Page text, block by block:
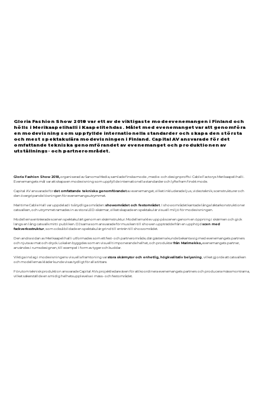
Gloria Fashion Show 2018 var ett av de viktigaste modeevenemangen i Finland och
hölls i Merikaapelihalli i Kaapelitehdas. Målet med evenemanget var att genomföra
en modevisning som uppfyllde internationella standarder och skapa den största
och mest spektakulära modevisningen i Finland. Capital AV ansvarade för det
omfattande tekniska genomförandet av evenemanget och produktionen av
utställnings- och partnerområdet.
Gloria Fashion Show 2018, organiserad av Sanoma Media, samlade finska mode-, medie- och designproffs i Cable Factorys Merikaapelihalli.
Evenemangets mål var att skapa en modevisning som uppfyllde internationella standarder och lyfte fram finskt mode.
Capital AV ansvarade fördet omfattande tekniska genomförandetav evenemanget, vilket inkluderade ljus, videoteknik, scenstrukturer och
den övergripande lösningen för evenemangsutrymmet.
Maritime Cable Hall var uppdelad i två tydliga områden:showområdet och festområdet . I showområdet kantade långa läktarkonstruktioner
catwalken, och utrymmet ramades in av stora LED-skärmar, vilket skapade en spektakulär visuell miljö för modevisningen.
Modellerna entréerade scenen spektakulärt genom en skärmstruktur. Modellerna klev upp på scenen genom en öppning i skärmen och gick
längs en lång catwalk mitt i publiken. DJ:sarna som ansvarade för musiken till showen uppträdde från en upphöjdscen med
fackverksstruktur, som också bildade en spektakulär grind till entrén till showområdet.
Den andra sidan av Merikaapelihalli utformades som ett fest- och partnerområde, där gästerna kunde bekanta sig med evenemangets partners
och njuta av mat och dryck. Lokalen byggdes som en visuellt imponerande helhet, och produkterfrån Marimekko, evenemangets partner,
användes i rumsdesignen, till exempel i form av tyger och kuddar.
Viktiga inslag i modevisningens visuella framtoning varstora skärmytor och enhetlig, högkvalitativ belysning , vilket gjorde att catwalken
och modellernas kläder kunde visas tydligt för alla tittare.
Förutom teknisk produktion ansvarade Capital AVs projektledare även för att koordinera evenemangets partners och producera mässmontrarna,
vilket säkerställde en smidig helhetsupplevelse i mäss- och festområdet.